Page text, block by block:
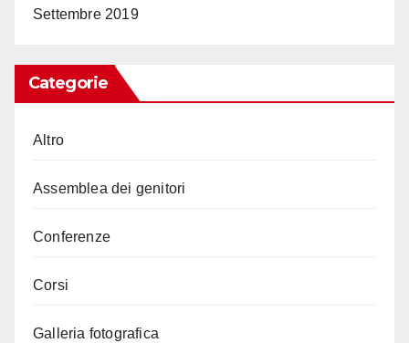
Settembre 2019
Categorie
Altro
Assemblea dei genitori
Conferenze
Corsi
Galleria fotografica